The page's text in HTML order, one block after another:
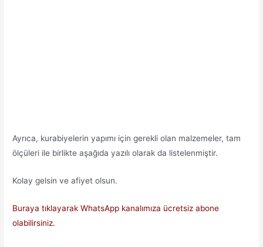
Ayrıca, kurabiyelerin yapımı için gerekli olan malzemeler, tam
ölçüleri ile birlikte aşağıda yazılı olarak da listelenmiştir.
Kolay gelsin ve afiyet olsun.
Buraya tıklayarak WhatsApp kanalımıza ücretsiz abone
olabilirsiniz.